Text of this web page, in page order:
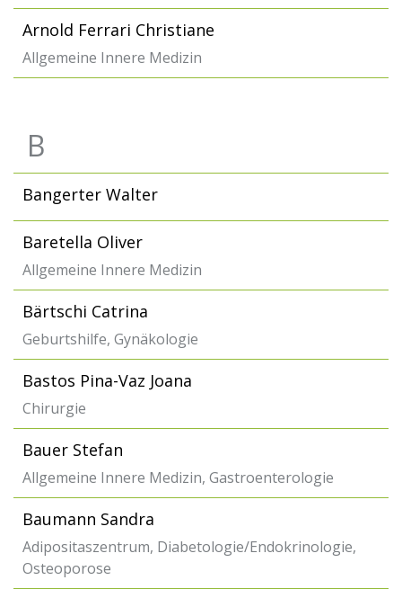
Arnold Ferrari Christiane
Allgemeine Innere Medizin
B
Bangerter Walter
Baretella Oliver
Allgemeine Innere Medizin
Bärtschi Catrina
Geburtshilfe, Gynäkologie
Bastos Pina-Vaz Joana
Chirurgie
Bauer Stefan
Allgemeine Innere Medizin, Gastroenterologie
Baumann Sandra
Adipositaszentrum, Diabetologie/Endokrinologie,
Osteoporose